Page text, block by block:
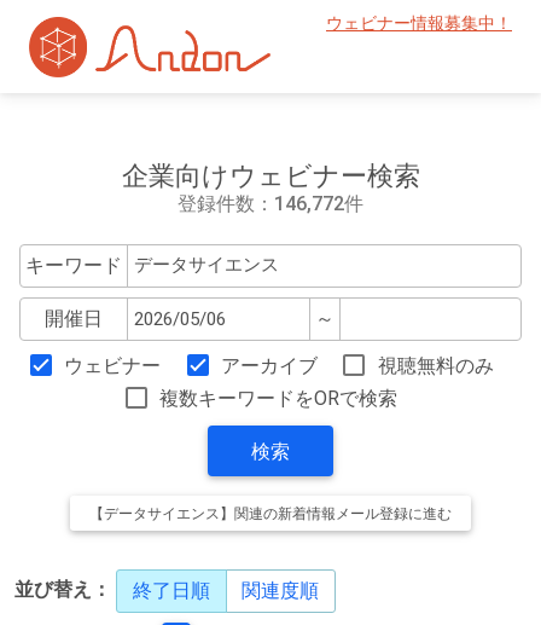
ウェビナー情報募集中！
企業向けウェビナー検索
登録件数：146,772件
キーワード
開催日 ～
ウェビナー アーカイブ
視聴無料のみ
複数キーワードをORで検索
検索
【データサイエンス】関連の新着情報メール登録に進む
並び替え： 終了日順 関連度順